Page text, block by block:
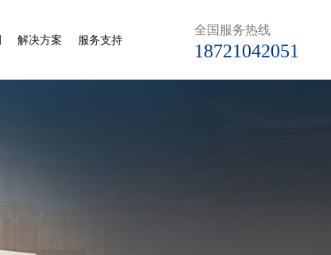
全国服务热线
18721042051
解决方案 服务支持